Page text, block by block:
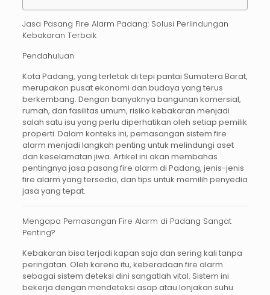
Jasa Pasang Fire Alarm Padang: Solusi Perlindungan
Kebakaran Terbaik
Pendahuluan
Kota Padang, yang terletak di tepi pantai Sumatera Barat,
merupakan pusat ekonomi dan budaya yang terus
berkembang. Dengan banyaknya bangunan komersial,
rumah, dan fasilitas umum, risiko kebakaran menjadi
salah satu isu yang perlu diperhatikan oleh setiap pemilik
properti. Dalam konteks ini, pemasangan sistem fire
alarm menjadi langkah penting untuk melindungi aset
dan keselamatan jiwa. Artikel ini akan membahas
pentingnya jasa pasang fire alarm di Padang, jenis-jenis
fire alarm yang tersedia, dan tips untuk memilih penyedia
jasa yang tepat.
Mengapa Pemasangan Fire Alarm di Padang Sangat
Penting?
Kebakaran bisa terjadi kapan saja dan sering kali tanpa
peringatan. Oleh karena itu, keberadaan fire alarm
sebagai sistem deteksi dini sangatlah vital. Sistem ini
bekerja dengan mendeteksi asap atau lonjakan suhu